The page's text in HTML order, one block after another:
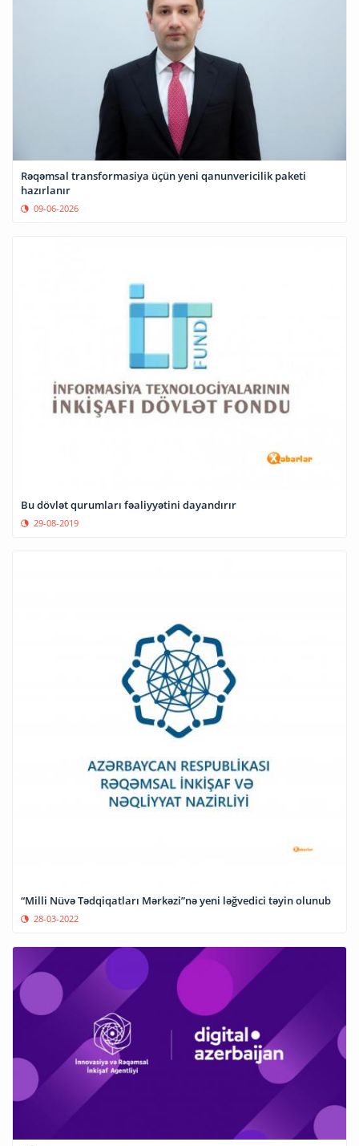
Rəqəmsal transformasiya üçün yeni qanunvericilik paketi
hazırlanır
09-06-2026
Bu dövlət qurumları fəaliyyətini dayandırır
29-08-2019
“Milli Nüvə Tədqiqatları Mərkəzi”nə yeni ləğvedici təyin olunub
28-03-2022